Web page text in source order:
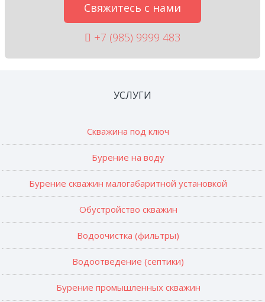
Свяжитесь с нами
+7 (985) 9999 483
УСЛУГИ
Скважина под ключ
Бурение на воду
Бурение скважин малогабаритной установкой
Обустройство скважин
Водоочистка (фильтры)
Водоотведение (септики)
Бурение промышленных скважин